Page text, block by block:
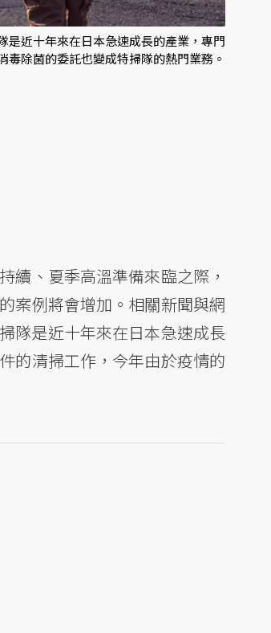
是近十年來在日本急速成長的產業，專門
除菌的委託也變成特掃隊的熱門業務。
續、夏季高溫準備來臨之際，
案例將會增加。相關新聞與網
隊是近十年來在日本急速成長
的清掃工作，今年由於疫情的